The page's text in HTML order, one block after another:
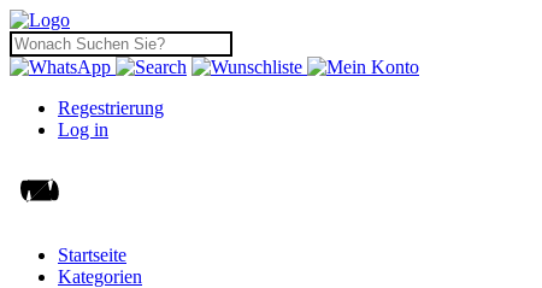
Regestrierung
Log in
Startseite
Kategorien